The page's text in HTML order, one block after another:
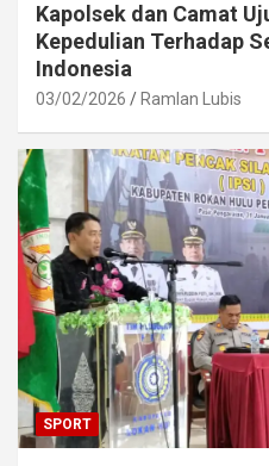
Kapolsek dan Camat
Kepedulian Terhadap
Indonesia
03/02/2026 Ramlan Lubis
SPORT